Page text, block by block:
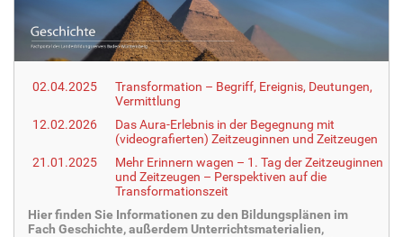
e
r
e
02.04.2025
Transformation – Begriff, Ereignis, Deutungen,
Vermittlung
12.02.2026
Das Aura-Erlebnis in der Begegnung mit
(videografierten) Zeitzeuginnen und Zeitzeugen
21.01.2025
Mehr Erinnern wagen – 1. Tag der Zeitzeuginnen
und Zeitzeugen – Perspektiven auf die
Transformationszeit
Hier finden Sie Informationen zu den Bildungsplänen im
Fach Geschichte, außerdem Unterrichtsmaterialien,